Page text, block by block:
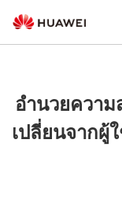
อำนวยความ
เปลี่ยนจากผู้